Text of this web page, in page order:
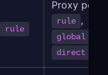
rule
Proxy
rule ,
global
direct